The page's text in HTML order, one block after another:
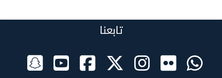
تابعنا